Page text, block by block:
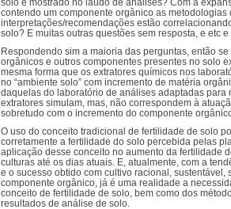
contendo um componente orgânico as metodologias
interpretações/recomendações estão
solo? E muitas outras questões sem resposta, e etc e
Respondendo sim a maioria das perguntas, então
orgânicos e outros componentes presentes no solo
mesma forma que os extratores químicos nos
no “ambiente solo” com incremento de matéria
daquelas do laboratório de análises adaptadas para
extratores simulam, mas, não correspondem à
sobretudo com o incremento do componente
O uso do conceito tradicional de fertilidade de solo
corretamente a fertilidade do solo percebida pelas
aplicação desse conceito no aumento da fertilidade
culturas até os dias atuais. E, atualmente, com a
e o sucesso obtido com cultivo racional, sustentável,
componente orgânico, já é uma realidade a
conceito de fertilidade de solo, bem como dos
resultados de análise de solo.